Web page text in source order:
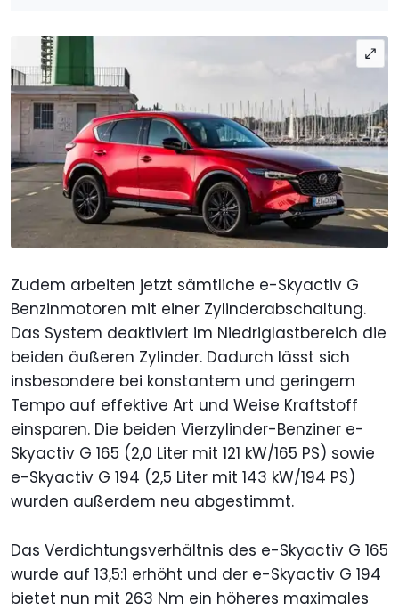
Zudem arbeiten jetzt sämtliche e-Skyactiv G
Benzinmotoren mit einer Zylinderabschaltung.
Das System deaktiviert im Niedriglastbereich die
beiden äußeren Zylinder. Dadurch lässt sich
insbesondere bei konstantem und geringem
Tempo auf effektive Art und Weise Kraftstoff
einsparen. Die beiden Vierzylinder-Benziner e-
Skyactiv G 165 (2,0 Liter mit 121 kW/165 PS) sowie
e-Skyactiv G 194 (2,5 Liter mit 143 kW/194 PS)
wurden außerdem neu abgestimmt.
Das Verdichtungsverhältnis des e-Skyactiv G 165
wurde auf 13,5:1 erhöht und der e-Skyactiv G 194
bietet nun mit 263 Nm ein höheres maximales